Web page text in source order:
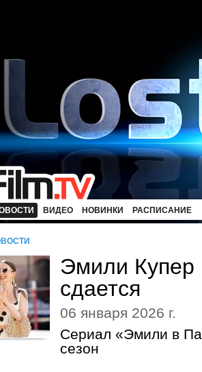
ВИДЕО НОВИНКИ РАСПИСАНИЕ
Эмили Купер
сдается
06 января 2026 г.
Сериал «Эмили в
сезон